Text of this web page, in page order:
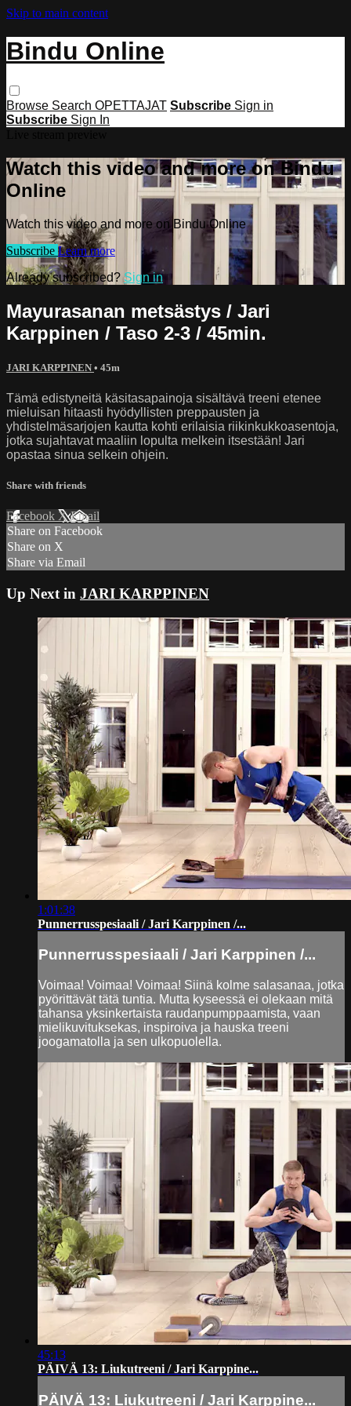
Skip to main content
Bindu Online
Browse Search OPETTAJAT Subscribe Sign in
Subscribe Sign In
Watch this video and more on Bindu
Online
Watch this video and more on Bindu Online
Subscribe Learn more
Already subscribed?Sign in
Mayurasanan metsästys / Jari
Karppinen / Taso 2-3 / 45min.
JARI KARPPINEN • 45m
Tämä edistyneitä käsitasapainoja sisältävä treeni etenee
mieluisan hitaasti hyödyllisten preppausten ja
yhdistelmäsarjojen kautta kohti erilaisia riikinkukkoasentoja,
jotka sujahtavat maaliin lopulta melkein itsestään! Jari
opastaa sinua selkein ohjein.
Share with friends
Facebook XEmail
Share on Facebook
Share on X
Share via Email
Up Next in JARI KARPPINEN
1:01:38
Punnerrusspesiaali / Jari Karppinen /...
Punnerrusspesiaali / Jari Karppinen /...
Voimaa! Voimaa! Voimaa! Siinä kolme salasanaa, jotka
pyörittävät tätä tuntia. Mutta kyseessä ei olekaan mitä
tahansa yksinkertaista raudanpumppaamista, vaan
mielikuvituksekas, inspiroiva ja hauska treeni
joogamatolla ja sen ulkopuolella.
45:13
PÄIVÄ 13: Liukutreeni / Jari Karppine...
PÄIVÄ 13: Liukutreeni / Jari Karppine...